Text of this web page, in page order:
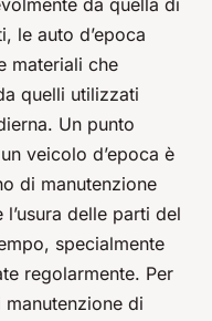
da quella di
le auto d’epoca
materiali che
quelli utilizzati
Un punto
veicolo d’epoca è
di manutenzione
delle parti del
specialmente
regolarmente. Per
di